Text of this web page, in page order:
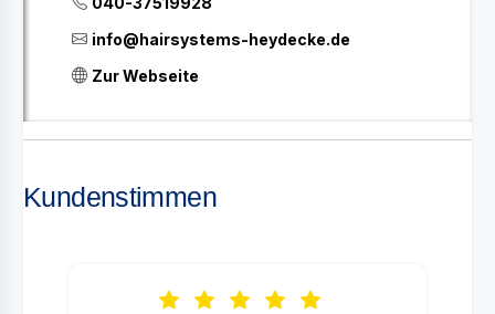
info@hairsystems-heydecke.de
Zur Webseite
Kundenstimmen